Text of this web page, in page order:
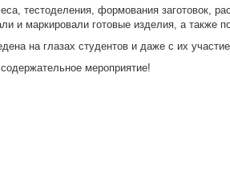
тестоделения, формования заготовок,
и маркировали готовые изделия, а также
на глазах студентов и даже с их
мероприятие!